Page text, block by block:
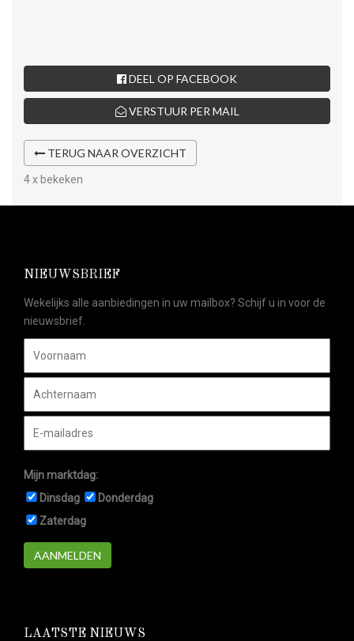
DEEL OP FACEBOOK
VERSTUUR PER MAIL
TERUG NAAR OVERZICHT
4 x bekeken
NIEUWSBRIEF
Wekelijks alle aanbiedingen in uw mailbox? Schijf u in voor de
nieuwsbrief.
Mijn marktdag:
Dinsdag
Donderdag
Zaterdag
AANMELDEN
LAATSTE NIEUWS